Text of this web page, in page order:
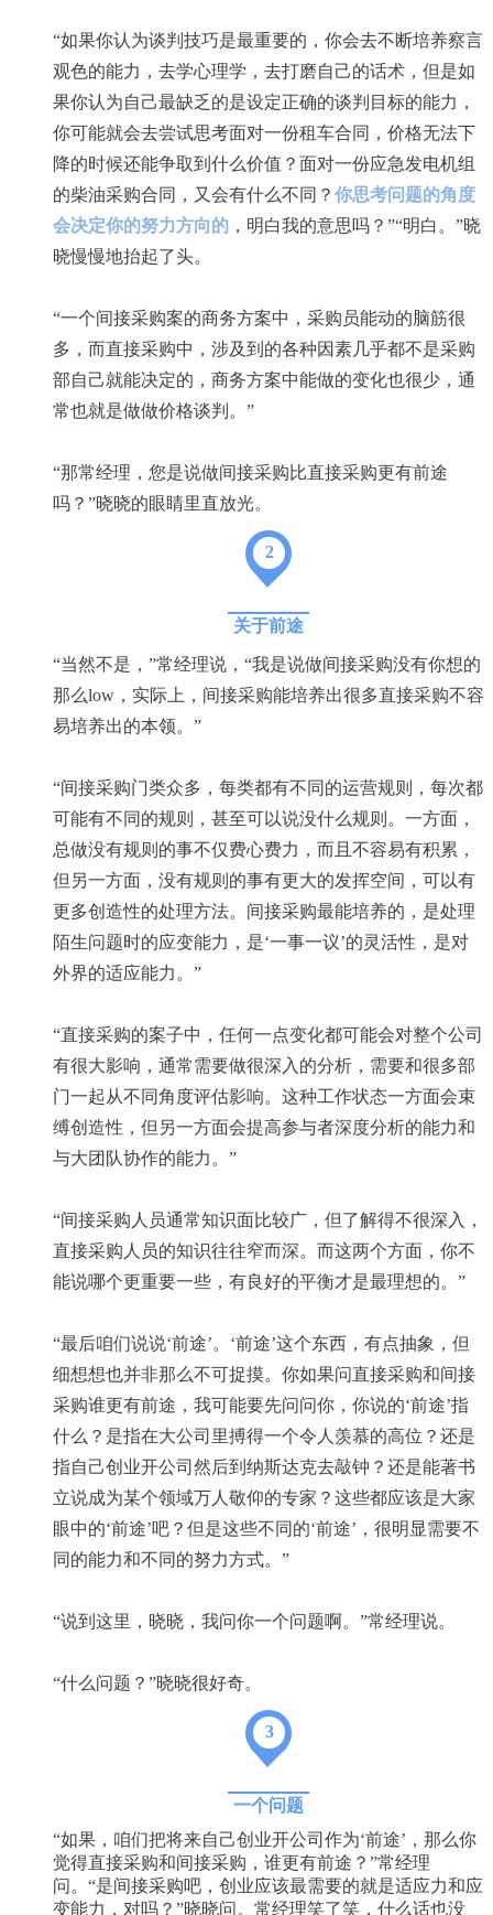
“如果你认为谈判技巧是最重要的，你会去不断培养察言
观色的能力，去学心理学，去打磨自己的话术，但是如
果你认为自己最缺乏的是设定正确的谈判目标的能力，
你可能就会去尝试思考面对一份租车合同，价格无法下
降的时候还能争取到什么价值？面对一份应急发电机组
的柴油采购合同，又会有什么不同？ 你思考问题的角度
会决定你的努力方向的 ，明白我的意思吗？”“明白。”晓
晓慢慢地抬起了头。
“一个间接采购案的商务方案中，采购员能动的脑筋很
多，而直接采购中，涉及到的各种因素几乎都不是采购
部自己就能决定的，商务方案中能做的变化也很少，通
常也就是做做价格谈判。”
“那常经理，您是说做间接采购比直接采购更有前途
吗？”晓晓的眼睛里直放光。
2
关于前途
“当然不是，”常经理说，“我是说做间接采购没有你想的
那么low，实际上，间接采购能培养出很多直接采购不容
易培养出的本领。”
“间接采购门类众多，每类都有不同的运营规则，每次都
可能有不同的规则，甚至可以说没什么规则。一方面，
总做没有规则的事不仅费心费力，而且不容易有积累，
但另一方面，没有规则的事有更大的发挥空间，可以有
更多创造性的处理方法。间接采购最能培养的，是处理
陌生问题时的应变能力，是‘一事一议’的灵活性，是对
外界的适应能力。”
“直接采购的案子中，任何一点变化都可能会对整个公司
有很大影响，通常需要做很深入的分析，需要和很多部
门一起从不同角度评估影响。这种工作状态一方面会束
缚创造性，但另一方面会提高参与者深度分析的能力和
与大团队协作的能力。”
“间接采购人员通常知识面比较广，但了解得不很深入，
直接采购人员的知识往往窄而深。而这两个方面，你不
能说哪个更重要一些，有良好的平衡才是最理想的。”
“最后咱们说说‘前途’。‘前途’这个东西，有点抽象，但
细想想也并非那么不可捉摸。你如果问直接采购和间接
采购谁更有前途，我可能要先问问你，你说的‘前途’指
什么？是指在大公司里搏得一个令人羡慕的高位？还是
指自己创业开公司然后到纳斯达克去敲钟？还是能著书
立说成为某个领域万人敬仰的专家？这些都应该是大家
眼中的‘前途’吧？但是这些不同的‘前途’，很明显需要不
同的能力和不同的努力方式。”
“说到这里，晓晓，我问你一个问题啊。”常经理说。
“什么问题？”晓晓很好奇。
3
一个问题
“如果，咱们把将来自己创业开公司作为‘前途’，那么你
觉得直接采购和间接采购，谁更有前途？”常经理
问。“是间接采购吧，创业应该最需要的就是适应力和应
变能力，对吗？”晓晓问。常经理笑了笑，什么话也没